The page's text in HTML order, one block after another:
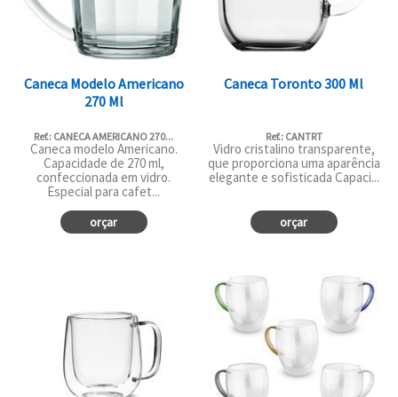
Caneca Modelo Americano
270 Ml
Ref.: CANECA AMERICANO 270...
Caneca modelo Americano.
Capacidade de 270 ml,
confeccionada em vidro.
Especial para cafet...
orçar
Caneca Toronto 300 Ml
Ref.: CANTRT
Vidro cristalino transparente,
que proporciona uma aparência
elegante e sofisticada Capaci...
orçar